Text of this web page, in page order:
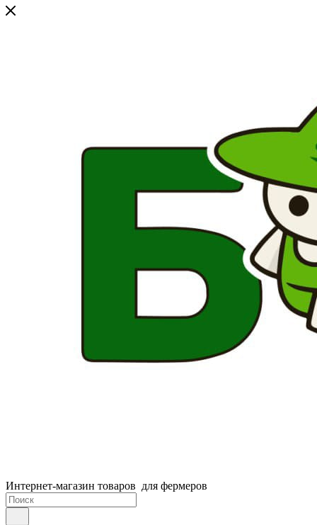
Интернет-магазин товаров для фермеров